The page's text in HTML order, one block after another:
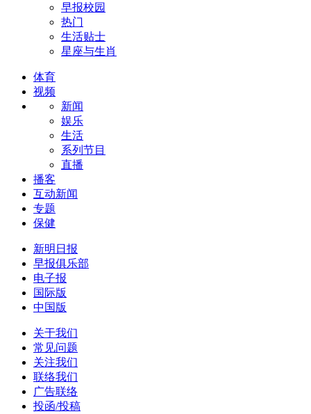
早报校园
热门
生活贴士
星座与生肖
体育
视频
新闻
娱乐
生活
系列节目
直播
播客
互动新闻
专题
保健
新明日报
早报俱乐部
电子报
国际版
中国版
关于我们
常见问题
关注我们
联络我们
广告联络
投函/投稿